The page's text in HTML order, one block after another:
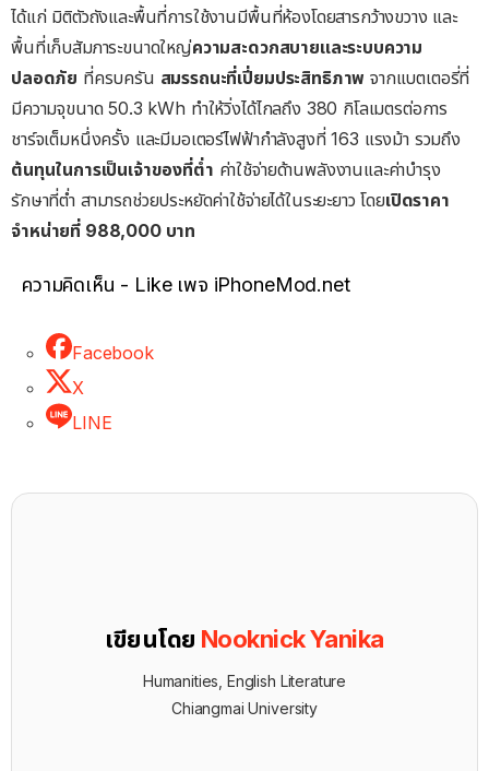
ได้แก่ มิติตัวถังและพื้นที่การใช้งานมีพื้นที่ห้องโดยสารกว้างขวาง และ
พื้นที่เก็บสัมภาระขนาดใหญ่ความสะดวกสบายและระบบความ
ปลอดภัย ที่ครบครัน สมรรถนะที่เปี่ยมประสิทธิภาพ จากแบตเตอรี่ที่
มีความจุขนาด 50.3 kWh ทำให้วิ่งได้ไกลถึง 380 กิโลเมตรต่อการ
ชาร์จเต็มหนึ่งครั้ง และมีมอเตอร์ไฟฟ้ากำลังสูงที่ 163 แรงม้า รวมถึง
ต้นทุนในการเป็นเจ้าของที่ต่ำ ค่าใช้จ่ายด้านพลังงานและค่าบำรุง
รักษาที่ต่ำ สามารถช่วยประหยัดค่าใช้จ่ายได้ในระยะยาว โดยเปิดราคา
จำหน่ายที่ 988,000 บาท
ความคิดเห็น - Like เพจ iPhoneMod.net
Facebook
X
LINE
เขียนโดย Nooknick Yanika
Humanities, English Literature
Chiangmai University